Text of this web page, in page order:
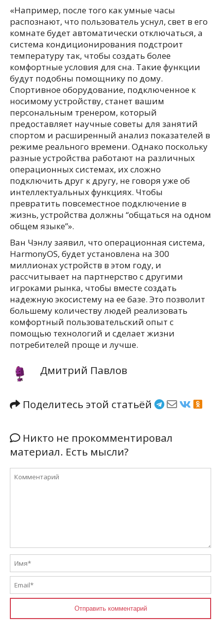
«Например, после того как умные часы
распознают, что пользователь уснул, свет в его
комнате будет автоматически отключаться, а
система кондиционирования подстроит
температуру так, чтобы создать более
комфортные условия для сна. Такие функции
будут подобны помощнику по дому.
Спортивное оборудование, подключенное к
носимому устройству, станет вашим
персональным тренером, который
предоставляет научные советы для занятий
спортом и расширенный анализ показателей в
режиме реального времени. Однако поскольку
разные устройства работают на различных
операционных системах, их сложно
подключить друг к другу, не говоря уже об
интеллектуальных функциях. Чтобы
превратить повсеместное подключение в
жизнь, устройства должны “общаться на одном
общем языке”».
Ван Чэнлу заявил, что операционная система,
HarmonyOS, будет установлена на 300
миллионах устройств в этом году, и
рассчитывает на партнерство с другими
игроками рынка, чтобы вместе создать
надежную экосистему на ее базе. Это позволит
большему количеству людей реализовать
комфортный пользовательский опыт с
помощью технологий и сделает жизни
потребителей проще и лучше.
Дмитрий Павлов
Поделитесь этой статьёй
Никто не прокомментировал
материал. Есть мысли?